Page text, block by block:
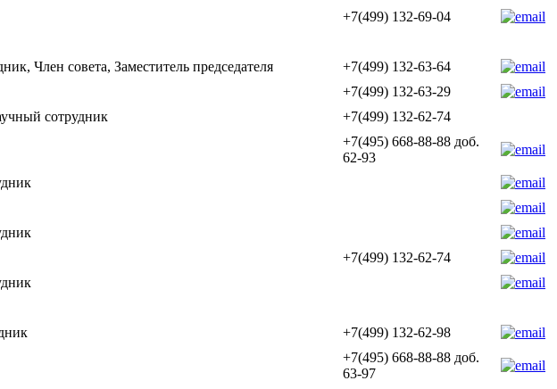
+7(499) 132-69-04
Член совета, Заместитель председателя
+7(499) 132-63-64
+7(499) 132-63-29
сотрудник +7(499) 132-62-74
+7(495) 668-88-88 доб.
62-93
+7(499) 132-62-74
+7(499) 132-62-98
+7(495) 668-88-88 доб.
63-97